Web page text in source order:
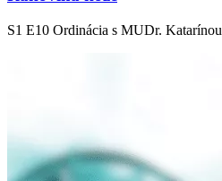
S1 E10 Ordinácia s MUDr. Katarínou